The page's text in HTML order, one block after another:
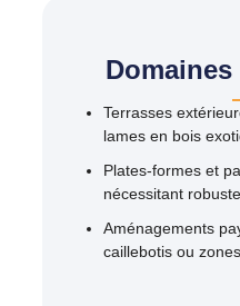
Terrasses
lames en bois
Plates-formes et
nécessitant
Aménagements
caillebotis ou